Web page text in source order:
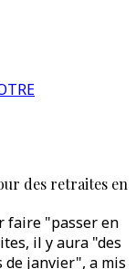
des retraites en
faire "passer en
il y aura "des
de janvier", a mis